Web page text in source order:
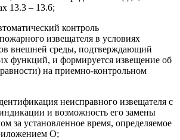
13.3 – 13.6;
контроль
извещателя в условиях
внешней среды, подтверждающий
функций, и формируется извещение об
на приемно-контрольном
неисправного извещателя с
и возможность его замены
за установленное время, определяемое
О;